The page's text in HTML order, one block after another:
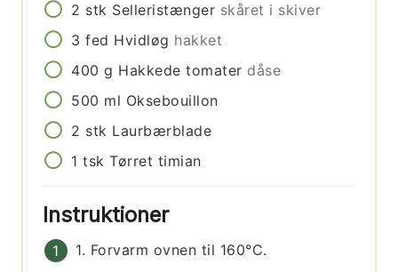
2 stk Selleristænger skåret i skiver
3 fed Hvidløg hakket
400 g Hakkede tomater dåse
500 ml Oksebouillon
2 stk Laurbærblade
1 tsk Tørret timian
Instruktioner
1. Forvarm ovnen til 160°C.